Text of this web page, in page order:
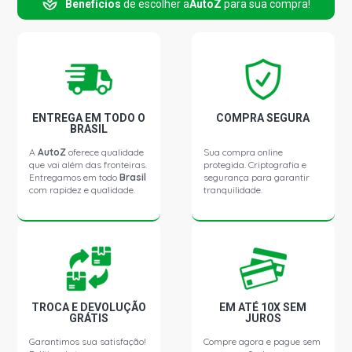
MASTER DCI CHASSI CHASSI CURTO 2.3 16V MULTIJET
MASTER DCI EXECUTIVE LONGO CHASSI LONGO 2.3 16V
MULTIJET M9T 692 DIESEL (2013 - 2018)
MASTER DCI EXTRA F. VITRÉ CHASSI LONGO 2.3 16V
MASTER DCI EXTRA FURGÃO CHASSI LONGO 2.3 16V
MULTIJET M9T 692 DIESEL (2013 - 2018)
692 DIESEL (2013 - 2018)
MASTER DCI GRAND F.VITRÉ CHASSI LONGO 2.3 16V
MULTIJET M9T 692 DIESEL (2013 - 2018)
MASTER DCI GRAND FURGÃO CHASSI LONGO 2.3 16V
Benefícios de escolher aAutoZ para sua compra!
ENTREGA EM TODO O
BRASIL
AAutoZ oferece qualidade
que vai além das fronteiras.
Entregamos em todoBrasil
com rapidez e qualidade.
COMPRA SEGURA
Sua compra online
protegida. Criptografia e
segurança para garantir
tranquilidade.
TROCA E DEVOLUÇÃO
GRÁTIS
Garantimos sua satisfação!
EM ATÉ 10X SEM
JUROS
Compre agora e pague sem